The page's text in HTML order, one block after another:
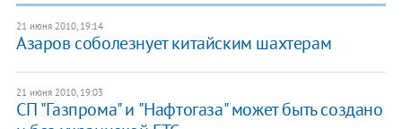
21 июня 2010, 19:14
Азаров соболезнует китайским шахтерам
21 июня 2010, 19:03
СП "Газпрома" и "Нафтогаза" может быть создано